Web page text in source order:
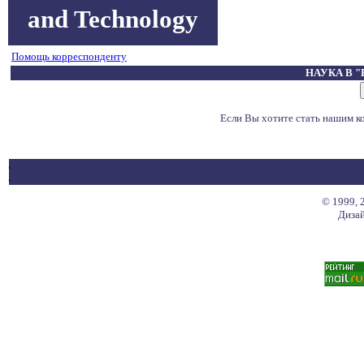
and Technology
Помощь корреспонденту
НАУКА В
Если Вы хотите стать нашим
© 1999,